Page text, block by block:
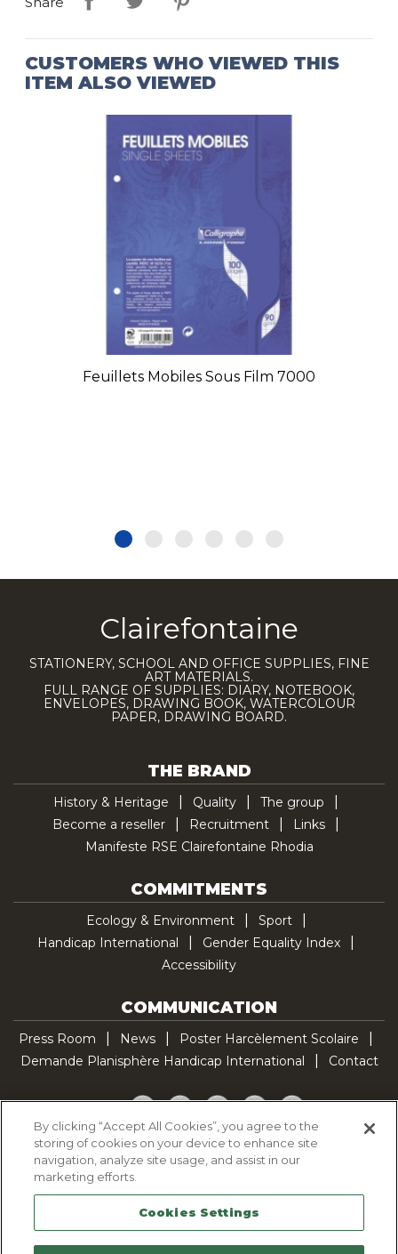
CUSTOMERS WHO VIEWED THIS
ITEM ALSO VIEWED
Feuillets Mobiles Sous Film 7000
Clairefontaine
STATIONERY, SCHOOL AND OFFICE SUPPLIES, FINE
ART MATERIALS.
FULL RANGE OF SUPPLIES: DIARY, NOTEBOOK,
ENVELOPES, DRAWING BOOK, WATERCOLOUR
PAPER, DRAWING BOARD.
THE BRAND
History & Heritage Quality
The group
Become a reseller
Recruitment
Links
Manifeste RSE Clairefontaine Rhodia
COMMITMENTS
Ecology & Environment
Sport
Handicap International
Gender Equality Index
Accessibility
COMMUNICATION
Press Room News
Poster Harcèlement Scolaire
Demande Planisphère Handicap International
Contact
Facebook
TwitterYouTubePinterestTikTok
Cookie Policy
Legal Notice
Sitemap
Contactez-nous
By clicking “Accept All Cookies”, you agree to the
storing of cookies on your device to enhance site
navigation, analyze site usage, and assist in our
marketing efforts.
Cookies Settings